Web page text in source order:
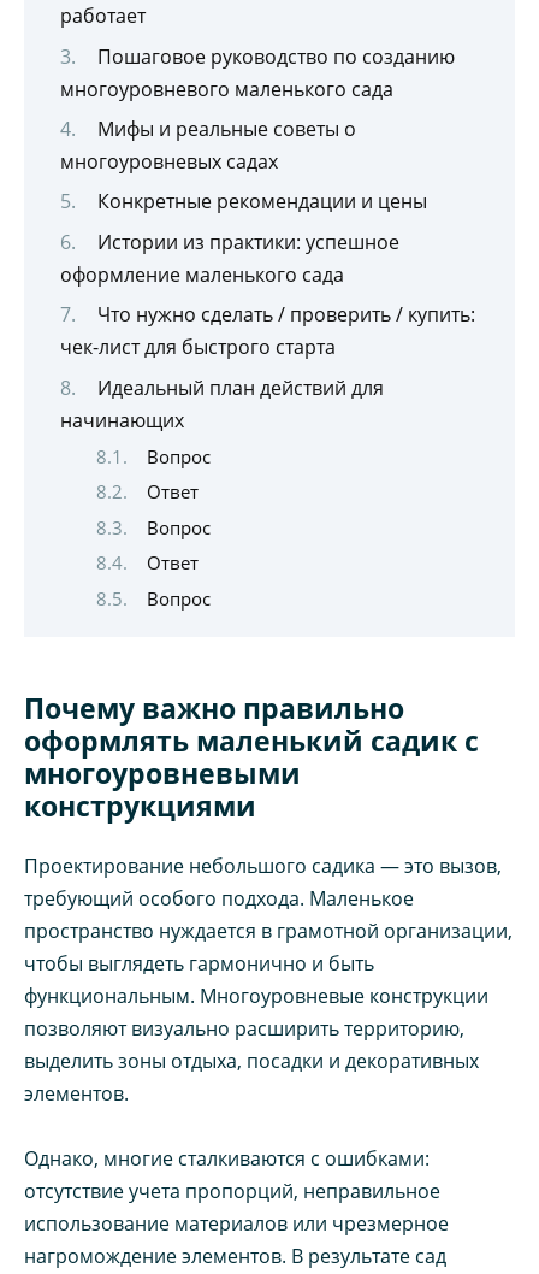
работает
Пошаговое руководство по созданию
многоуровневого маленького сада
Мифы и реальные советы о
многоуровневых садах
Конкретные рекомендации и цены
Истории из практики: успешное
оформление маленького сада
Что нужно сделать / проверить / купить:
чек-лист для быстрого старта
Идеальный план действий для
начинающих
Вопрос
Ответ
Вопрос
Ответ
Вопрос
Почему важно правильно
оформлять маленький садик с
многоуровневыми
конструкциями
Проектирование небольшого садика — это вызов,
требующий особого подхода. Маленькое
пространство нуждается в грамотной организации,
чтобы выглядеть гармонично и быть
функциональным. Многоуровневые конструкции
позволяют визуально расширить территорию,
выделить зоны отдыха, посадки и декоративных
элементов.
Однако, многие сталкиваются с ошибками:
отсутствие учета пропорций, неправильное
использование материалов или чрезмерное
нагромождение элементов. В результате сад